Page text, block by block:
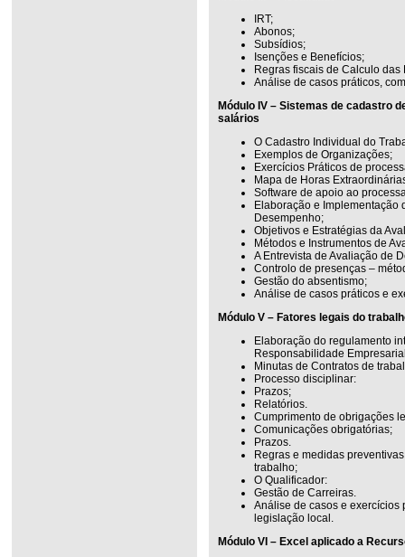
IRT;
Abonos;
Subsídios;
Isenções e Benefícios;
Regras fiscais de Calculo das
Análise de casos práticos,
Módulo IV – Sistemas de cadastro
salários
O Cadastro Individual do
Exemplos de Organizações;
Exercícios Práticos de
Mapa de Horas
Software de apoio ao
Elaboração e Implementação
Desempenho;
Objetivos e Estratégias da
Métodos e Instrumentos de
A Entrevista de Avaliação de
Controlo de presenças –
Gestão do absentismo;
Análise de casos práticos e
Módulo V – Fatores legais do
Elaboração do regulamento
Responsabilidade
Minutas de Contratos de
Processo disciplinar:
Prazos;
Relatórios.
Cumprimento de obrigações
Comunicações obrigatórias;
Prazos.
Regras e medidas
trabalho;
O Qualificador:
Gestão de Carreiras.
Análise de casos e exercícios
legislação local.
Módulo VI – Excel aplicado a